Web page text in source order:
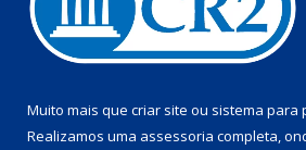
Muito mais que criar site ou sistema para
Realizamos uma assessoria completa,